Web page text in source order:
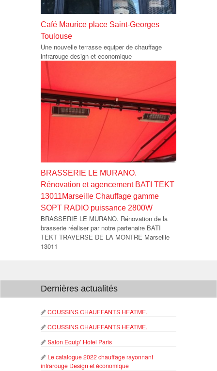
Café Maurice place Saint-Georges
Toulouse
Une nouvelle terrasse equiper de chauffage
infrarouge design et economique
BRASSERIE LE MURANO.
Rénovation et agencement BATI TEKT
13011Marseille Chauffage gamme
SOPT RADIO puissance 2800W
BRASSERIE LE MURANO. Rénovation de la
brasserie réaliser par notre partenaire BATI
TEKT TRAVERSE DE LA MONTRE Marseille
13011
Dernières actualités
COUSSINS CHAUFFANTS HEATME.
COUSSINS CHAUFFANTS HEATME.
Salon Equip’ Hotel Paris
Le catalogue 2022 chauffage rayonnant
infrarouge Design et économique